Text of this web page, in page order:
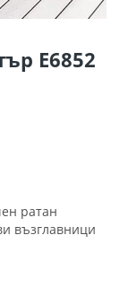
Ε6852
ратан
възглавници